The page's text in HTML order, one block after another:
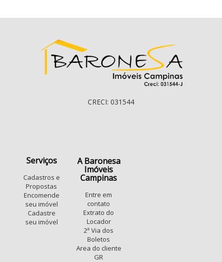
CRECI: 031544
Serviços
Cadastros e
Propostas
Encomende
seu imóvel
Cadastre
seu imóvel
A Baronesa
Imóveis
Campinas
Entre em
contato
Extrato do
Locador
2ª Via dos
Boletos
Area do cliente
GR